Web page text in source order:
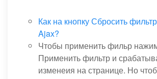
Как на кнопку Сбросить
Ajax?
Чтобы применить фильр
Применить фильтр и
изменеия на странице. Но